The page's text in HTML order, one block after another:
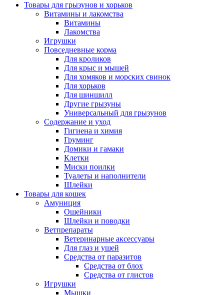
Товары для грызунов и хорьков
Витамины и лакомства
Витамины
Лакомства
Игрушки
Повседневные корма
Для кроликов
Для крыс и мышей
Для хомяков и морских свинок
Для хорьков
Для шиншилл
Другие грызуны
Универсальный для грызунов
Содержание и уход
Гигиена и химия
Груминг
Домики и гамаки
Клетки
Миски поилки
Туалеты и наполнители
Шлейки
Товары для кошек
Амуниция
Ошейники
Шлейки и поводки
Ветпрепараты
Ветеринарные аксессуары
Для глаз и ушей
Средства от паразитов
Средства от блох
Средства от глистов
Игрушки
Мышки